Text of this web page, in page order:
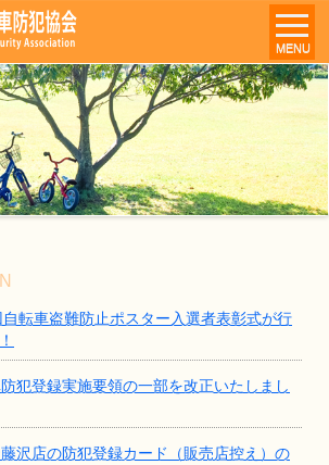
MENU
転車盗難防止ポスター入選者表彰式が行
犯登録実施要領の一部を改正いたしまし
沢店の防犯登録カード（販売店控え）の